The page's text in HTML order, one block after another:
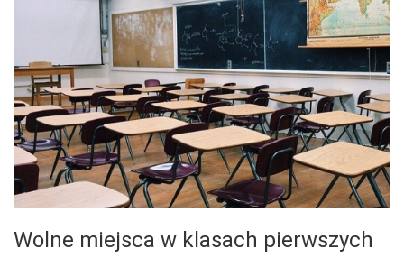
Wolne miejsca w klasach pierwszych